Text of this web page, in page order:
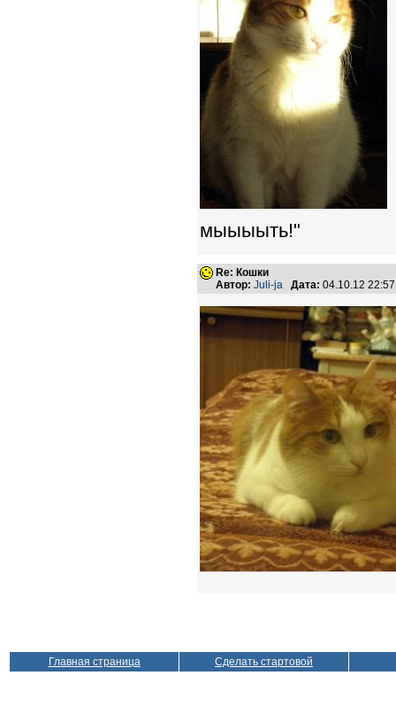
мыыыыть!"
Re: Кошки
Автор: Juli-ja Дата: 04.10.12
Главная страница Сделать стартовой